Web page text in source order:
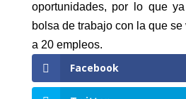
oportunidades, por lo que
bolsa de trabajo con la que
a 20 empleos.
Facebook